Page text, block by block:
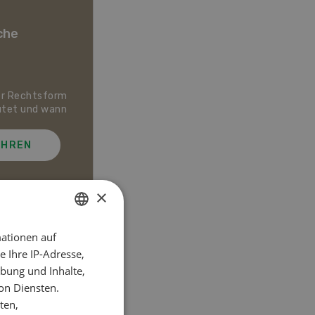
Rechtsform
und wann
FRENCH
×
auf
Ihre IP-Adresse,
und Inhalte,
Diensten.